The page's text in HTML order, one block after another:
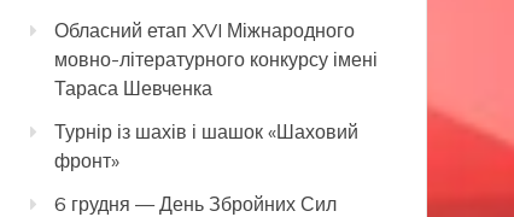
Обласний етап XVI Міжнародного
мовно-літературного конкурсу імені
Тараса Шевченка
Турнір із шахів і шашок «Шаховий
фронт»
6 грудня — День Збройних Сил